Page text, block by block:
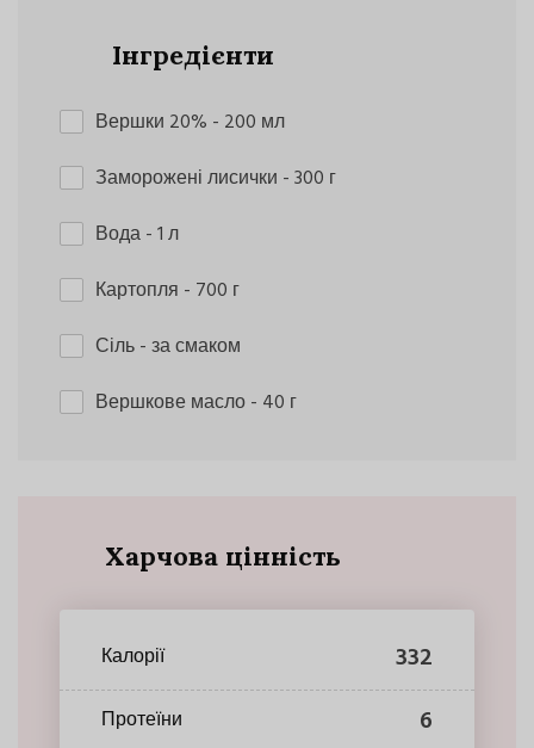
Інгредієнти
Вершки 20% - 200 мл
Заморожені лисички - 300 г
Вода- 1 л
Картопля - 700 г
Сіль- за смаком
Вершкове масло- 40 г
Харчова цінність
Калорії 332
Протеїни 6